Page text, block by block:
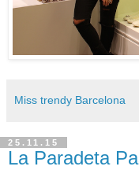
Miss trendy Barcelona
25.11.15
La Paradeta